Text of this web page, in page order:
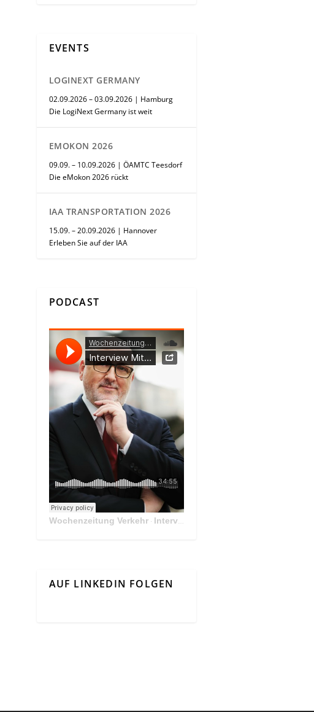
EVENTS
LOGINEXT GERMANY
02.09.2026 – 03.09.2026 | Hamburg
Die LogiNext Germany ist weit
EMOKON 2026
09.09. – 10.09.2026 | ÖAMTC Teesdorf
Die eMokon 2026 rückt
IAA TRANSPORTATION 2026
15.09. – 20.09.2026 | Hannover
Erleben Sie auf der IAA
PODCAST
Wochenzeitung Verkehr· Interview Mit Andreas Matthä, CEO der ÖBB Holding
AUF LINKEDIN FOLGEN